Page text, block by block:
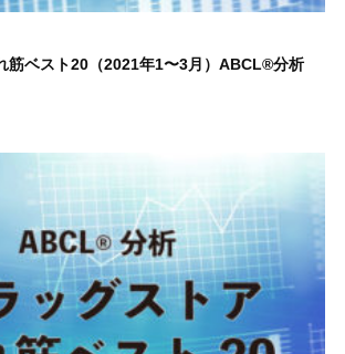
筋ベスト20（2021年1〜3月）ABCL®分析